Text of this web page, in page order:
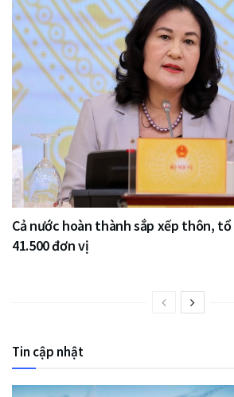
Cả nước hoàn thành sắp xếp thôn,
41.500 đơn vị
Tin cập nhật